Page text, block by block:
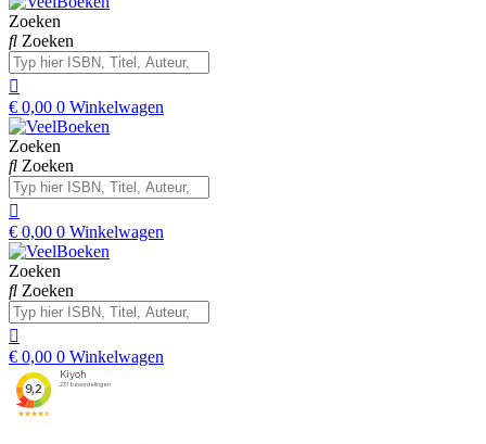
Zoeken
Zoeken
€ 0,00 0 Winkelwagen
Zoeken
Zoeken
€ 0,00 0 Winkelwagen
Zoeken
Zoeken
€ 0,00 0 Winkelwagen